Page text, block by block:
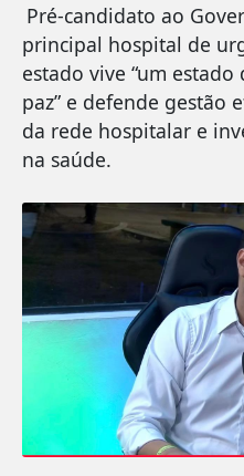
Pré-candidato ao
principal hospital de
estado vive “um
paz” e defende gestão
da rede hospitalar e
na saúde.